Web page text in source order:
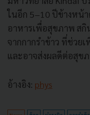
ในอีก 5–10 ปีข้างหน้
อาหารเพื่อสุขภาพ ส
จากกากรำข้าว ที่ช่วย
และอาจส่งผลดีต่อสุข
อ้างอิง: phys